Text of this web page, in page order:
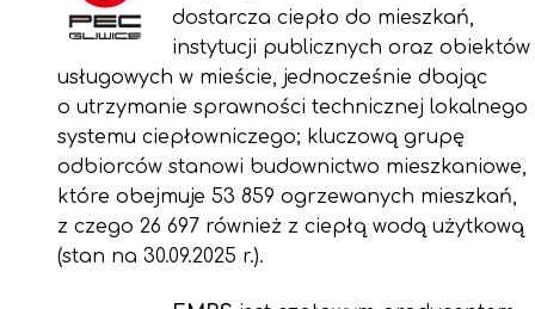
dostarcza ciepło do mieszkań,
instytucji publicznych oraz obiektów
usługowych w mieście, jednocześnie dbając
o utrzymanie sprawności technicznej lokalnego
systemu ciepłowniczego; kluczową grupę
odbiorców stanowi budownictwo mieszkaniowe,
które obejmuje 53 859 ogrzewanych mieszkań,
z czego 26 697 również z ciepłą wodą użytkową
(stan na 30.09.2025 r.).